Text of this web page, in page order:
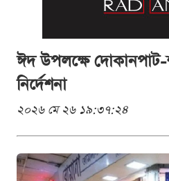
ঈদ উপলক্ষে
নির্দেশনা
২০২৬ মে ২৬ ১৯:৩৭:২৪